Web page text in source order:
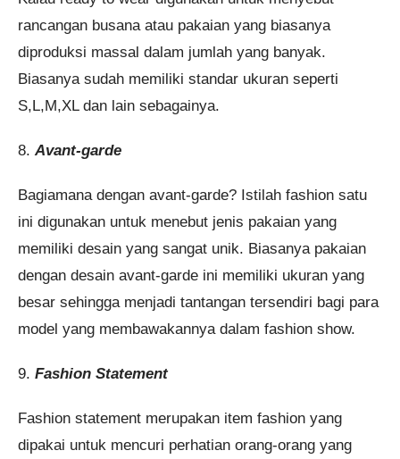
rancangan busana atau pakaian yang biasanya
diproduksi massal dalam jumlah yang banyak.
Biasanya sudah memiliki standar ukuran seperti
S,L,M,XL dan lain sebagainya.
8. Avant-garde
Bagiamana dengan avant-garde? Istilah fashion satu
ini digunakan untuk menebut jenis pakaian yang
memiliki desain yang sangat unik. Biasanya pakaian
dengan desain avant-garde ini memiliki ukuran yang
besar sehingga menjadi tantangan tersendiri bagi para
model yang membawakannya dalam fashion show.
9. Fashion Statement
Fashion statement merupakan item fashion yang
dipakai untuk mencuri perhatian orang-orang yang